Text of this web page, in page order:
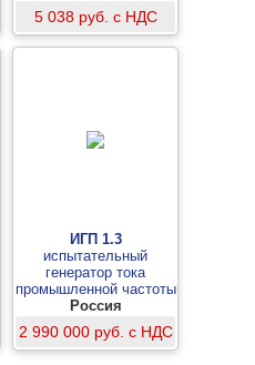
5 038 руб. с НДС
ИГП 1.3
испытательный
генератор тока
промышленной частоты
в комплекте с
индукционными
катушками ИК 1.1, ИК
0.5 и ИК 0.133
Россия
2 990 000 руб. с НДС